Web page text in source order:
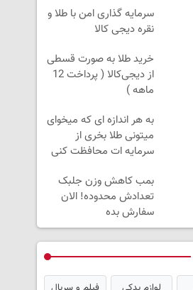
سرمایه گذاری امن با طلا و
نقره دیجی کالا
خرید طلا به صورت قسطی
از دیجی‌کالا ( پرداخت 12
ماهه )
به هر اندازه ای که میخوای
میتونی طلا بخری از
سرمایه ات محافظت کنی
بمب کاهش وزن جلبک
تعدادش محدوده! الان
سفارش بده